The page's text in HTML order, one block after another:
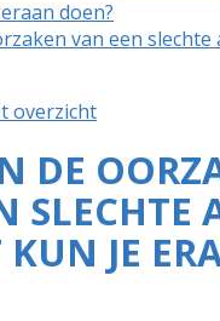
doen?
van een slechte
overzicht
DE
SLECHTE
JE